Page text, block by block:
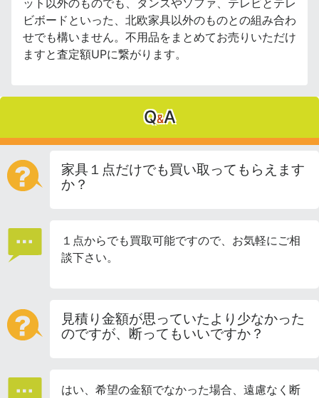
ット以外のものでも、タンスやソファ、テレビとテレ
ビボードといった、北欧家具以外のものとの組み合わ
せでも構いません。不用品をまとめてお売りいただけ
ますと査定額UPに繋がります。
Q&A
家具１点だけでも買い取ってもらえます
か？
１点からでも買取可能ですので、お気軽にご相
談下さい。
見積り金額が思っていたより少なかった
のですが、断ってもいいですか？
はい、希望の金額でなかった場合、遠慮なく断